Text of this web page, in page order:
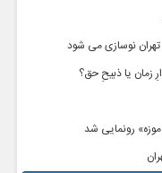
نوسازی می شود
زمان یا ذبیحِ حق؟
رونمایی شد